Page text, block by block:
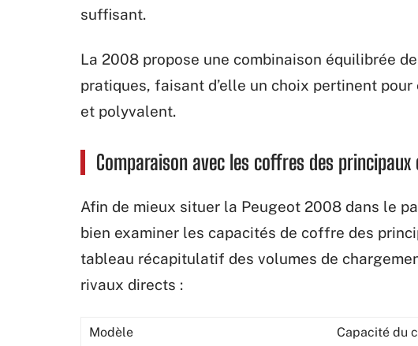
suffisant.
La 2008 propose une combinaison équilibrée
pratiques, faisant d’elle un choix pertinent
et polyvalent.
Comparaison avec les coffres des
Afin de mieux situer la Peugeot 2008 dans le
bien examiner les capacités de coffre des
tableau récapitulatif des volumes de
rivaux directs :
Modèle
Capacité du